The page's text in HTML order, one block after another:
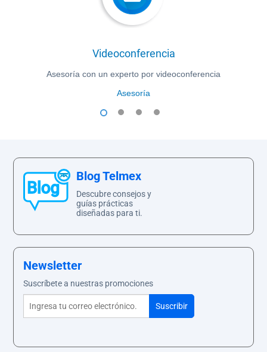
Videoconferencia
Asesoría con un experto por videoconferencia
Asesoría
1
Blog Telmex
Descubre consejos y
guías prácticas
diseñadas para ti.
Newsletter
Suscríbete a nuestras promociones